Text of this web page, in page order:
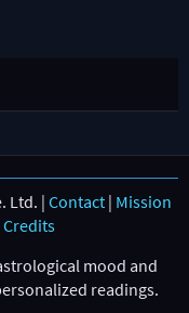
Ltd. | Contact | Mission
Credits
mood and
readings.